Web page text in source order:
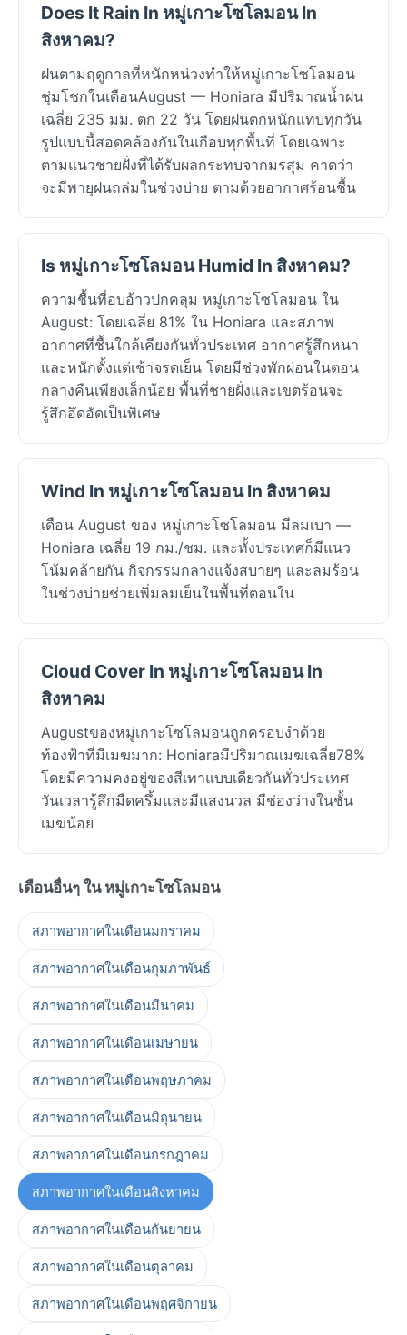
Does It Rain In หมู่เกาะโซโลมอน In
สิงหาคม?
ฝนตามฤดูกาลที่หนักหน่วงทำให้หมู่เกาะโซโลมอน
ชุ่มโชกในเดือนAugust — Honiara มีปริมาณน้ำฝน
เฉลี่ย 235 มม. ตก 22 วัน โดยฝนตกหนักแทบทุกวัน
รูปแบบนี้สอดคล้องกันในเกือบทุกพื้นที่ โดยเฉพาะ
ตามแนวชายฝั่งที่ได้รับผลกระทบจากมรสุม คาดว่า
จะมีพายุฝนถล่มในช่วงบ่าย ตามด้วยอากาศร้อนชื้น
Is หมู่เกาะโซโลมอน Humid In สิงหาคม?
ความชื้นที่อบอ้าวปกคลุม หมู่เกาะโซโลมอน ใน
August: โดยเฉลี่ย 81% ใน Honiara และสภาพ
อากาศที่ชื้นใกล้เคียงกันทั่วประเทศ อากาศรู้สึกหนา
และหนักตั้งแต่เช้าจรดเย็น โดยมีช่วงพักผ่อนในตอน
กลางคืนเพียงเล็กน้อย พื้นที่ชายฝั่งและเขตร้อนจะ
รู้สึกอึดอัดเป็นพิเศษ
Wind In หมู่เกาะโซโลมอน In สิงหาคม
เดือน August ของ หมู่เกาะโซโลมอน มีลมเบา —
Honiara เฉลี่ย 19 กม./ชม. และทั้งประเทศก็มีแนว
โน้มคล้ายกัน กิจกรรมกลางแจ้งสบายๆ และลมร้อน
ในช่วงบ่ายช่วยเพิ่มลมเย็นในพื้นที่ตอนใน
Cloud Cover In หมู่เกาะโซโลมอน In
สิงหาคม
Augustของหมู่เกาะโซโลมอนถูกครอบงำด้วย
ท้องฟ้าที่มีเมฆมาก: Honiaraมีปริมาณเมฆเฉลี่ย78%
โดยมีความคงอยู่ของสีเทาแบบเดียวกันทั่วประเทศ
วันเวลารู้สึกมืดครึ้มและมีแสงนวล มีช่องว่างในชั้น
เมฆน้อย
เดือนอื่นๆ ใน หมู่เกาะโซโลมอน
สภาพอากาศในเดือนมกราคม
สภาพอากาศในเดือนกุมภาพันธ์
สภาพอากาศในเดือนมีนาคม
สภาพอากาศในเดือนเมษายน
สภาพอากาศในเดือนพฤษภาคม
สภาพอากาศในเดือนมิถุนายน
สภาพอากาศในเดือนกรกฎาคม
สภาพอากาศในเดือนสิงหาคม
สภาพอากาศในเดือนกันยายน
สภาพอากาศในเดือนตุลาคม
สภาพอากาศในเดือนพฤศจิกายน